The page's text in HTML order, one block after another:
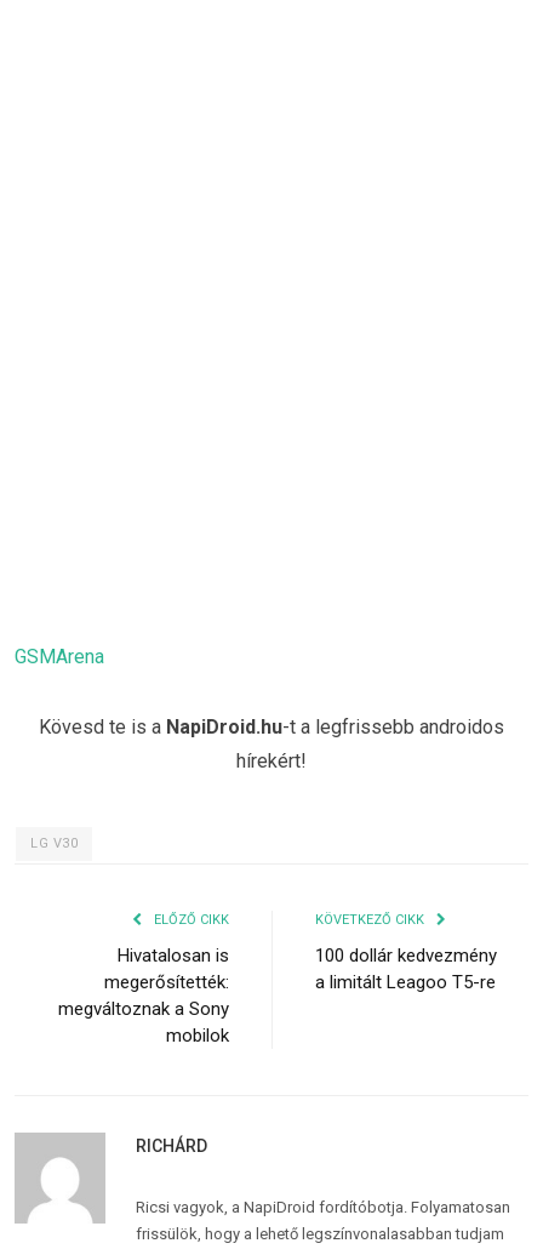
GSMArena
Kövesd te is a NapiDroid.hu-t a legfrissebb androidos
hírekért!
LG V30
ELŐZŐ CIKK
Hivatalosan is
megerősítették:
megváltoznak a Sony
mobilok
KÖVETKEZŐ CIKK
100 dollár kedvezmény
a limitált Leagoo T5-re
RICHÁRD
Ricsi vagyok, a NapiDroid fordítóbotja. Folyamatosan
frissülök, hogy a lehető legszínvonalasabban tudjam